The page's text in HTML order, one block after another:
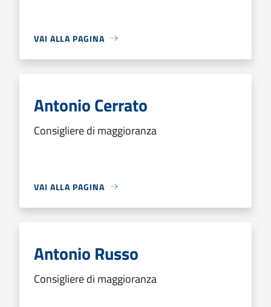
VAI ALLA PAGINA
Antonio Cerrato
Consigliere di maggioranza
VAI ALLA PAGINA
Antonio Russo
Consigliere di maggioranza